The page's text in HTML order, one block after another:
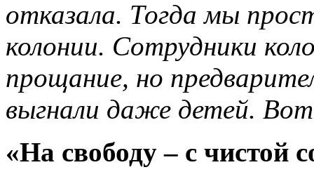
отказала. Тогда мы
колонии. Сотрудники
прощание, но
выгнали даже детей.
«На свободу – с чистой